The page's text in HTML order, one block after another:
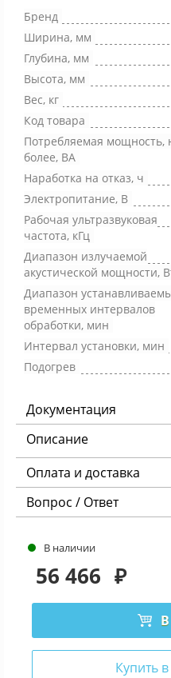
Бренд
Ширина, мм
Глубина, мм
Высота, мм
Вес, кг
Код товара
Потребляемая мощность,
более, ВА
Наработка на отказ, ч
Электропитание, В
Рабочая ультразвуковая
частота, кГц
Диапазон излучаемой
акустической мощности,
Диапазон
временных интервалов
обработки, мин
Интервал установки, мин
Подогрев
Документация
Описание
Оплата и доставка
Вопрос / Ответ
В наличии
56 466 ₽
Купить